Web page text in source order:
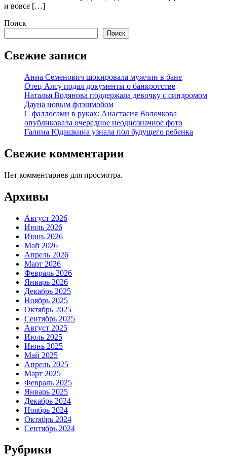
и вовсе […]
Поиск
Поиск
Свежие записи
Анна Семенович шокировала мужчин в бане
Отец Алсу подал документы о банкротстве
Наталья Водянова поддержала девочку с синдромом
Дауна новым флэшмобом
С фаллосами в руках: Анастасия Волочкова
опубликовала очередное неоднозначное фото
Галина Юдашкина узнала пол будущего ребенка
Свежие комментарии
Нет комментариев для просмотра.
Архивы
Август 2026
Июль 2026
Июнь 2026
Май 2026
Апрель 2026
Март 2026
Февраль 2026
Январь 2026
Декабрь 2025
Ноябрь 2025
Октябрь 2025
Сентябрь 2025
Август 2025
Июль 2025
Июнь 2025
Май 2025
Апрель 2025
Март 2025
Февраль 2025
Январь 2025
Декабрь 2024
Ноябрь 2024
Октябрь 2024
Сентябрь 2024
Рубрики